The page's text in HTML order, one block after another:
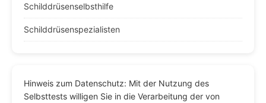
Schilddrüsenselbsthilfe
Schilddrüsenspezialisten
Hinweis zum Datenschutz: Mit der Nutzung des
Selbsttests willigen Sie in die Verarbeitung der von